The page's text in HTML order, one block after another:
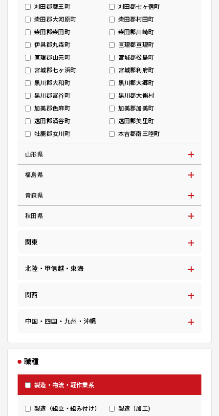
刈田郡蔵王町
刈田郡七ヶ宿町
柴田郡大河原町
柴田郡村田町
柴田郡柴田町
柴田郡川崎町
伊具郡丸森町
亘理郡亘理町
亘理郡山元町
宮城郡松島町
宮城郡七ヶ浜町
宮城郡利府町
黒川郡大和町
黒川郡大郷町
黒川郡富谷町
黒川郡大衡村
加美郡色麻町
加美郡加美町
遠田郡涌谷町
遠田郡美里町
牡鹿郡女川町
本吉郡南三陸町
山形県
福島県
青森県
秋田県
関東
北陸・甲信越・東海
関西
中国・四国・九州・沖縄
職種
製造・物流・軽作業系
製造（組立・組み付け）
製造（加工)